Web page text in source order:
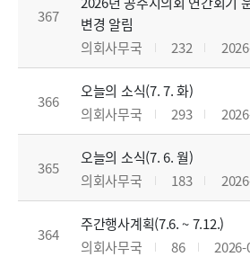
367
변경 알림
의회사무국
232
366
오늘의 소식(7. 7. 화)
의회사무국
293
365
오늘의 소식(7. 6. 월)
의회사무국
183
364
주간행사계획(7.6. ~ 7.12.)
의회사무국
86